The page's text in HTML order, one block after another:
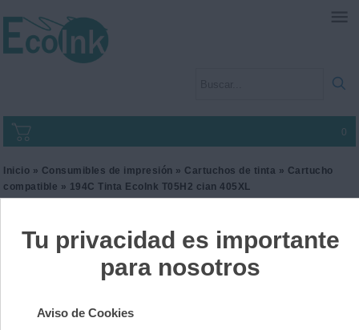
0
Inicio » Consumibles de impresión » Cartuchos de tinta » Cartucho
compatible » 194C Tinta EcoInk T05H2 cian 405XL
194C Tinta EcoInk T05H2
Ref. I2EPST05H2